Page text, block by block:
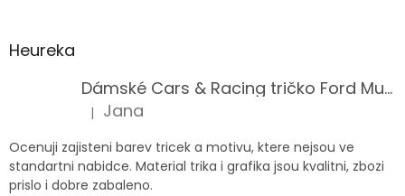
Heureka
Dámské Cars & Racing tričko Ford Mustang 5. generace
Hodnocení produktu je 5 z 5 hvězdiček.
| Jana
Ocenuji zajisteni barev tricek a motivu, ktere nejsou ve
standartni nabidce. Material trika i grafika jsou kvalitni, zbozi
prislo i dobre zabaleno.